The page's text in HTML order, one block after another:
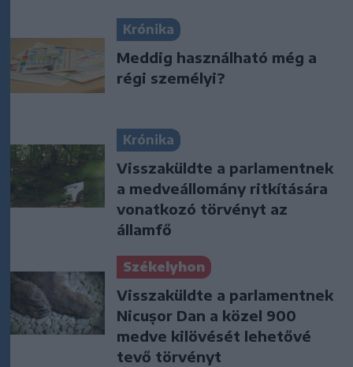
Krónika
Meddig használható még a
régi személyi?
Krónika
Visszaküldte a parlamentnek
a medveállomány ritkítására
vonatkozó törvényt az
államfő
Székelyhon
Visszaküldte a parlamentnek
Nicușor Dan a közel 900
medve kilövését lehetővé
tevő törvényt